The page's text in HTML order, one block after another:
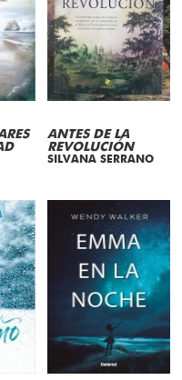
ANTES DE LA
REVOLUCIÓN
SILVANA SERRANO